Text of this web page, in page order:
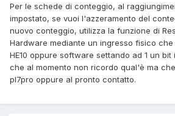
Per le schede di conteggio, al
impostato, se vuoi l'azzeramento del
nuovo conteggio, utilizza la funzione di
Hardware mediante un ingresso fisico
HE10 oppure software settando ad 1 un
che al momento non ricordo qual'è ma
pl7pro oppure al pronto contatto.